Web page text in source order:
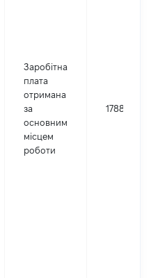
Заробітна
плата
отримана
за
основним
місцем
роботи
178813